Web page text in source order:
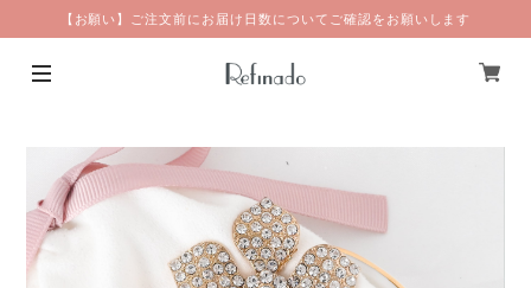
【お願い】ご注文前にお届け日数についてご確認をお願いします